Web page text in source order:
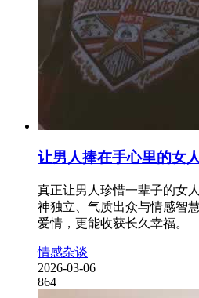
让男人捧在手心里的女
真正让男人珍惜一辈子的女
神独立、气质出众与情感智
爱情，更能收获长久幸福。
情感杂谈
2026-03-06
864